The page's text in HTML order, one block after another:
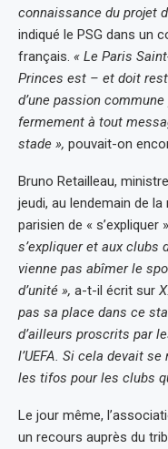
connaissance du projet
indiqué le PSG dans un
français. « Le Paris
Princes est – et doit
d’une passion
fermement à tout
stade », pouvait-on
Bruno Retailleau,
jeudi, au lendemain de
parisien de « s’expliquer
s’expliquer et aux clubs
vienne pas abîmer le
d’unité », a-t-il écrit sur X.
pas sa place dans ce
d’ailleurs proscrits par
l’UEFA. Si cela devait
les tifos pour les clubs
Le jour même,
un recours auprès du